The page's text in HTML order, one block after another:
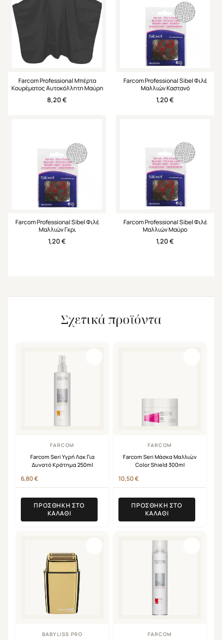
Farcom Professional Μπέρτα
Κουρέματος Αυτοκόλλητη Μαύρη
8,20€
Farcom Professional Sibel Φιλέ
Μαλλιών Καστανό
1,20€
Farcom Professional Sibel Φιλέ
Μαλλιών Γκρι
1,20€
Farcom Professional Sibel Φιλέ
Μαλλιών Μαύρο
1,20€
Σχετικά προϊόντα
FARCOM
Farcom Seri Υγρή Λακ Για
Δυνατό Κράτημα 250ml
6,80€
ΠΡΟΣΘΉΚΗ ΣΤΟ
ΚΑΛΆΘΙ
FARCOM
Farcom Seri Μάσκα Μαλλιών
Color Shield 300ml
10,50€
ΠΡΟΣΘΉΚΗ ΣΤΟ
ΚΑΛΆΘΙ
BABYLISS PRO FARCOM